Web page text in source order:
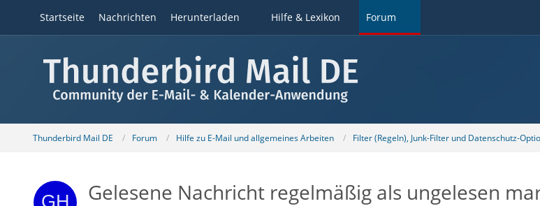
Startseite Nachrichten Herunterladen Hilfe & Lexikon Forum
Thunderbird Mail DE Forum Hilfe zu E-Mail und allgemeines Arbeiten Filter (Regeln), Junk-Filter und Datenschutz-
Gelesene Nachricht regelmäßig als ungelesen